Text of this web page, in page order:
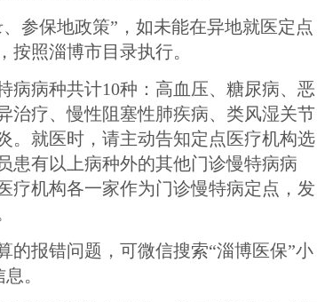
参保地政策”，如未能在异地就医定点
按照淄博市目录执行。
病病种共计10种： 高血压、糖尿病、 恶
治疗、慢性阻塞性肺疾病、类风湿关节
。就医时，请主动告知定点医疗机构选
患有以上病种外的其他门诊慢特病病
疗机构各一家作为门诊慢特病定点， 发
的报错问题，可微信搜索“淄博医保”小
。